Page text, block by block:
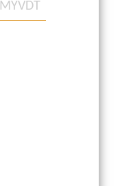
MYVDT